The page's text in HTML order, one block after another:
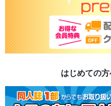
はじめての